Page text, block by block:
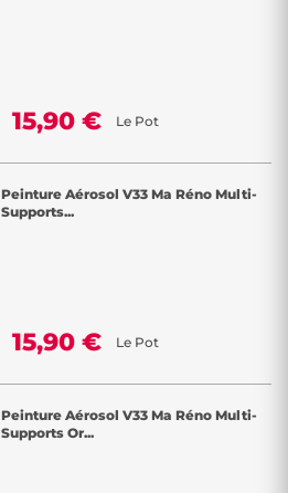
15,90 € Le Pot
Peinture Aérosol V33 Ma Réno Multi-
Supports...
15,90 € Le Pot
Peinture Aérosol V33 Ma Réno Multi-
Supports Or...